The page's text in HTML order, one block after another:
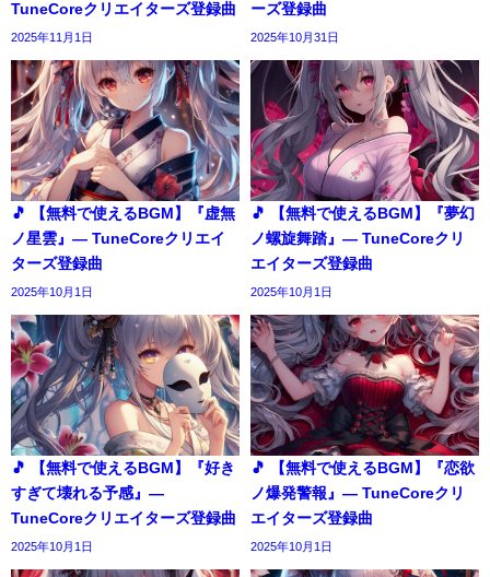
TuneCoreクリエイターズ登録曲
2025年11月1日
ーズ登録曲
2025年10月31日
🎵 【無料で使えるBGM】『虚無
ノ星雲』― TuneCoreクリエイ
ターズ登録曲
2025年10月1日
🎵 【無料で使えるBGM】『夢幻
ノ螺旋舞踏』― TuneCoreクリ
エイターズ登録曲
2025年10月1日
🎵 【無料で使えるBGM】『好き
すぎて壊れる予感』―
TuneCoreクリエイターズ登録曲
2025年10月1日
🎵 【無料で使えるBGM】『恋欲
ノ爆発警報』― TuneCoreクリ
エイターズ登録曲
2025年10月1日